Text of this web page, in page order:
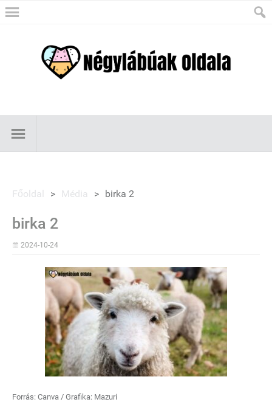
Főoldal > Média > birka 2
birka 2
2024-10-24
Forrás: Canva / Grafika: Mazuri